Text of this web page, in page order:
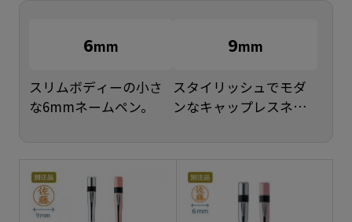
6mm
スリムボディーの小さ
な6mmネームペン。
9mm
スタイリッシュでモダ
ンなキャップレスネー